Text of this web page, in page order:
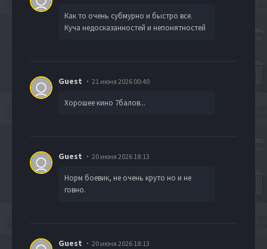
Как то очень субмурно и быстро все.
Куча недосказанностей и непонятностей
Guest 21 июня 2026 00:40
Хорошее кино 7балов...
Guest 20 июня 2026 18:13
Норм боевик, не очень круто но и не
говно.
Guest 20 июня 2026 18:13